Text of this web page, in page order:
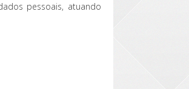
pessoais, atuando